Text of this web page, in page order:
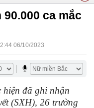
ca mắc
06/10/2023
hiện đã ghi nhận
(SXH), 26 trường